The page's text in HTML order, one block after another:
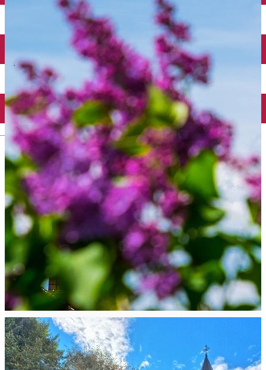
English
Mănăstirea Bistrița
Lacul Izvorul Muntelui
Casa memorială „Ion Creangă” din Humuleşti
Mănăstirea Secu
Lacul Cuejdel